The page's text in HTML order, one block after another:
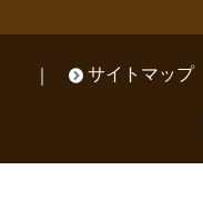
サイトマップ